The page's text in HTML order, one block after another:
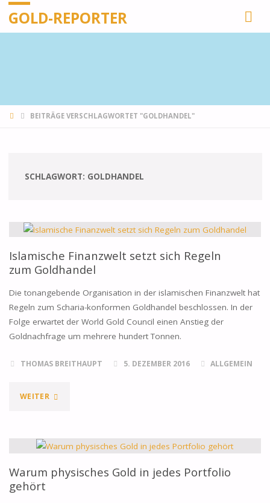
GOLD-REPORTER
STARTSEITE
BEITRÄGE VERSCHLAGWORTET "GOLDHANDEL"
SCHLAGWORT: GOLDHANDEL
Islamische Finanzwelt setzt sich Regeln
zum Goldhandel
Die tonangebende Organisation in der islamischen Finanzwelt hat
Regeln zum Scharia-konformen Goldhandel beschlossen. In der
Folge erwartet der World Gold Council einen Anstieg der
Goldnachfrage um mehrere hundert Tonnen.
THOMAS BREITHAUPT 5. DEZEMBER 2016 ALLGEMEIN
WEITER"ISLAMISCHE
SETZT
SICH
Warum physisches Gold in jedes Portfolio
gehört